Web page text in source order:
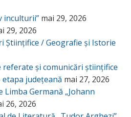
inculturii” mai 29, 2026
29, 2026
Științifice / Geografie și Istorie
și comunicări științifice
județeană mai 27, 2026
Limba Germană „Johann
26, 2026